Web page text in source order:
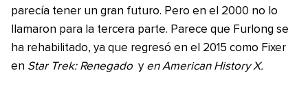
parecía tener un gran futuro. Pero en el 2000 no lo
llamaron para la tercera parte. Parece que Furlong se
ha rehabilitado, ya que regresó en el 2015 como Fixer
en Star Trek: Renegado y en American History X.